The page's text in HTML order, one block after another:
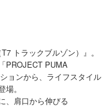
トラックブルゾン）』。
PROJECT PUMA
ョンから、ライフスタイル
。
、肩口から伸びる